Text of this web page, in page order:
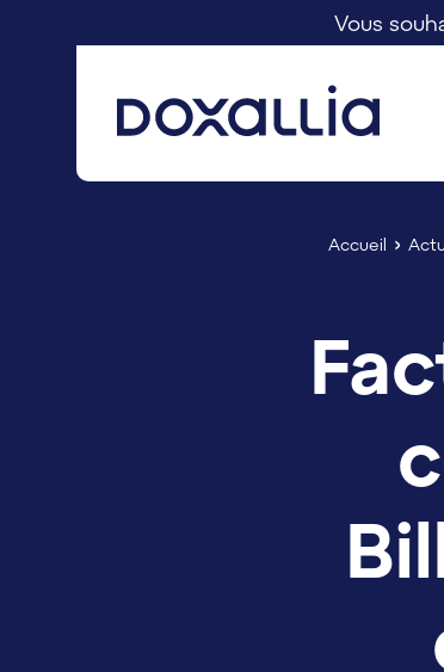
Vous
Rechercher
Accueil